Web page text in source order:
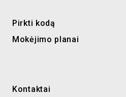
Pirkti kodą
Mokėjimo planai
Kontaktai